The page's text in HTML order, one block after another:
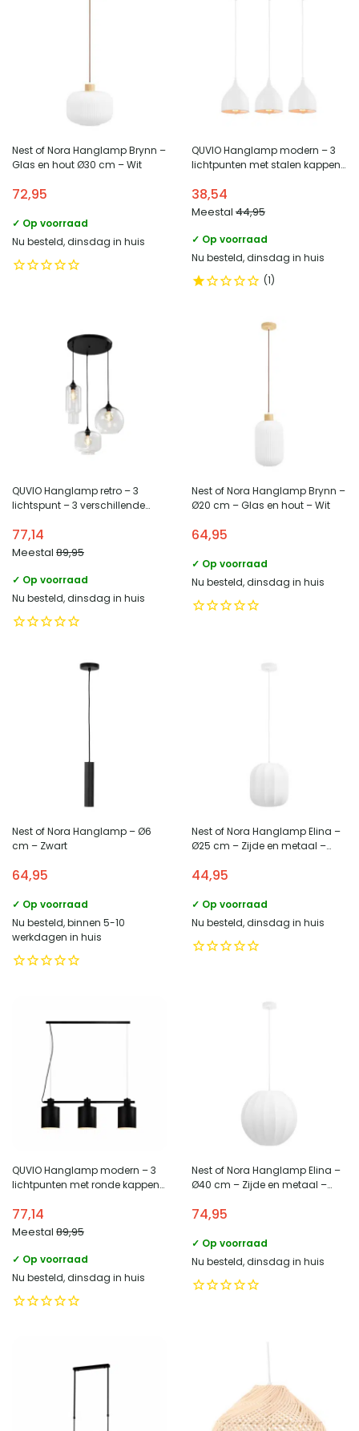
Nest of Nora Hanglamp Brynn –
Glas en hout Ø30 cm – Wit
72,95
✓ Op voorraad
Nu besteld, dinsdag in huis
QUVIO Hanglamp modern – 3
lichtpunten met stalen kappen
38,54
Meestal 44,95
✓ Op voorraad
Nu besteld, dinsdag in huis
1
QUVIO Hanglamp retro – 3
lichtspunt – 3 verschillende
77,14
Meestal 89,95
✓ Op voorraad
Nu besteld, dinsdag in huis
Nest of Nora Hanglamp Brynn –
Ø20 cm – Glas en hout – Wit
64,95
✓ Op voorraad
Nu besteld, dinsdag in huis
Nest of Nora Hanglamp – Ø6
cm – Zwart
64,95
✓ Op voorraad
Nu besteld, binnen 5-10
werkdagen in huis
Nest of Nora Hanglamp Elina –
Ø25 cm – Zijde en metaal –
44,95
✓ Op voorraad
Nu besteld, dinsdag in huis
QUVIO Hanglamp modern – 3
lichtpunten met ronde kappen
77,14
Meestal 89,95
✓ Op voorraad
Nu besteld, dinsdag in huis
Nest of Nora Hanglamp Elina –
Ø40 cm – Zijde en metaal –
74,95
✓ Op voorraad
Nu besteld, dinsdag in huis